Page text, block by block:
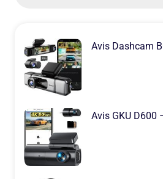
Avis Dashcam
Avis GKU D600